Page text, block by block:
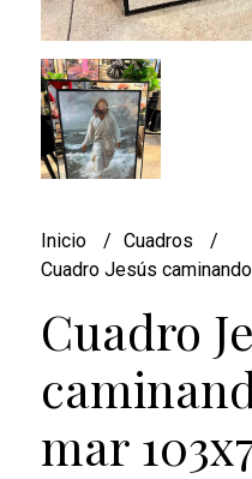
Inicio
Cuadros
Cuadro Jesús
Cuadro
mar